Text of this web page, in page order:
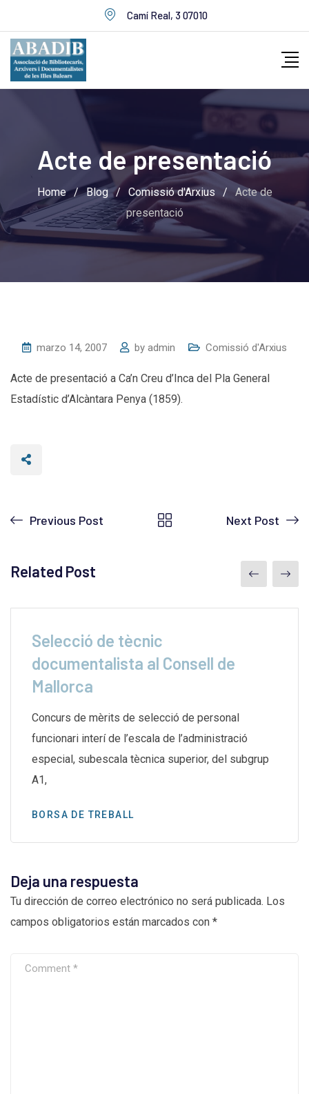
to
content
Camí Real, 3 07010
Acte de presentació
Home / Blog / Comissió d'Arxius /
Acte de
presentació
marzo 14, 2007 by admin Comissió d'Arxius
Acte de presentació a Ca’n Creu d’Inca del Pla General
Estadístic d’Alcàntara Penya (1859).
Previous Post Next Post
Related Post
Selecció de tècnic
documentalista al Consell de
Mallorca
Concurs de mèrits de selecció de personal
funcionari interí de l’escala de l’administració
especial, subescala tècnica superior, del subgrup
A1,
BORSA DE TREBALL
Deja una respuesta
Tu dirección de correo electrónico no será publicada. Los
campos obligatorios están marcados con *